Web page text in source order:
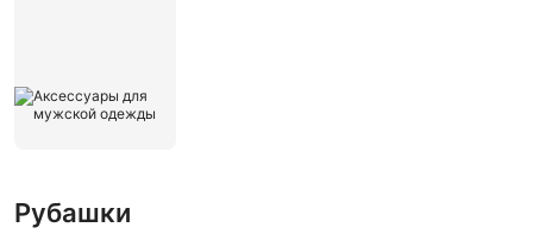
Рубашки